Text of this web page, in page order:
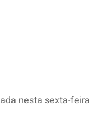
nesta sexta-feira